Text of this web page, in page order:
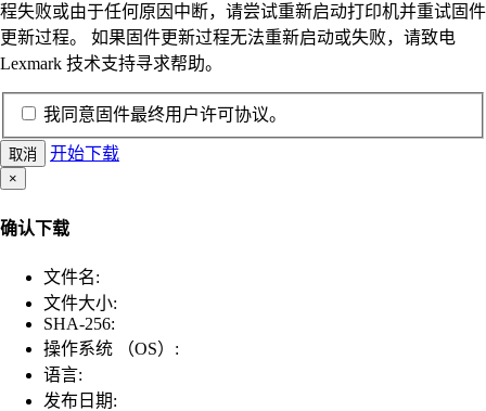
程失败或由于任何原因中断，请尝试重新启动打印机并重试固件
更新过程。 如果固件更新过程无法重新启动或失败，请致电
Lexmark 技术支持寻求帮助。
我同意固件最终用户许可协议。
取消 开始下载
×
确认下载
文件名:
文件大小:
SHA-256:
操作系统 （OS）:
语言:
发布日期: